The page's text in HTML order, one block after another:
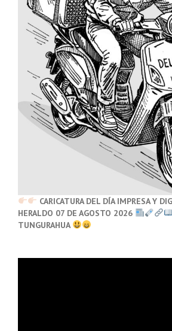
CARICATURA DEL DÍA IMPRESA Y
HERALDO 07 DE AGOSTO 2026
TUNGURAHUA